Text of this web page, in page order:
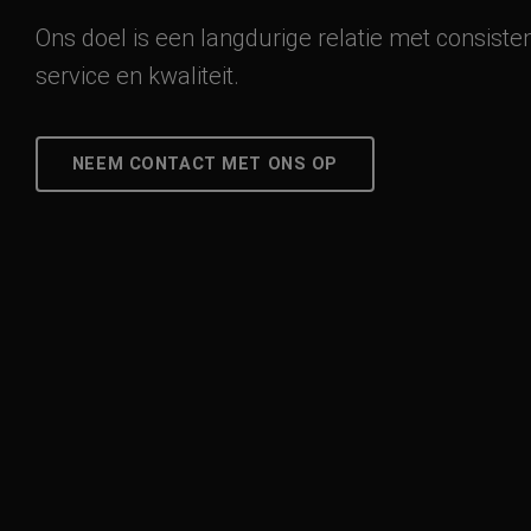
Ons doel is een langdurige relatie met
service en kwaliteit.
NEEM CONTACT MET ONS OP